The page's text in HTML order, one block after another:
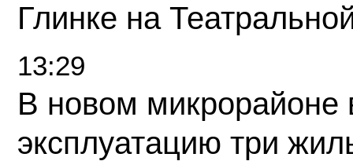
Глинке на
13:29
В новом микрорайоне
эксплуатацию три